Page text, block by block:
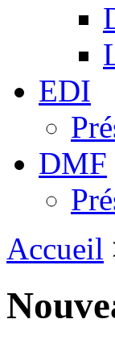
EDI
DMF
Accueil